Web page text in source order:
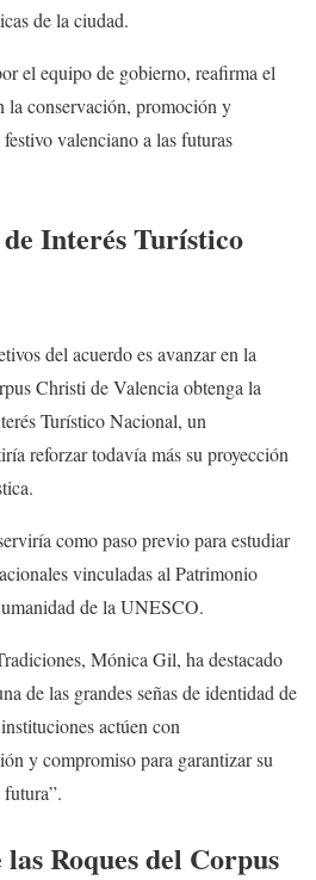
de la ciudad.
el equipo de gobierno, reafirma el
conservación, promoción y
valenciano a las futuras
Interés Turístico
del acuerdo es avanzar en la
Christi de Valencia obtenga la
Turístico Nacional, un
reforzar todavía más su proyección
como paso previo para estudiar
vinculadas al Patrimonio
de la UNESCO.
Mónica Gil, ha destacado
de las grandes señas de identidad de
actúen con
y compromiso para garantizar su
Roques del Corpus